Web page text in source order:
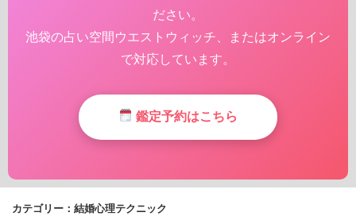
ださい。
池袋の占い空間ウエストウィッチ、またはオンライン
で対応しています。
鑑定予約はこちら
カテゴリー：結婚心理テクニック